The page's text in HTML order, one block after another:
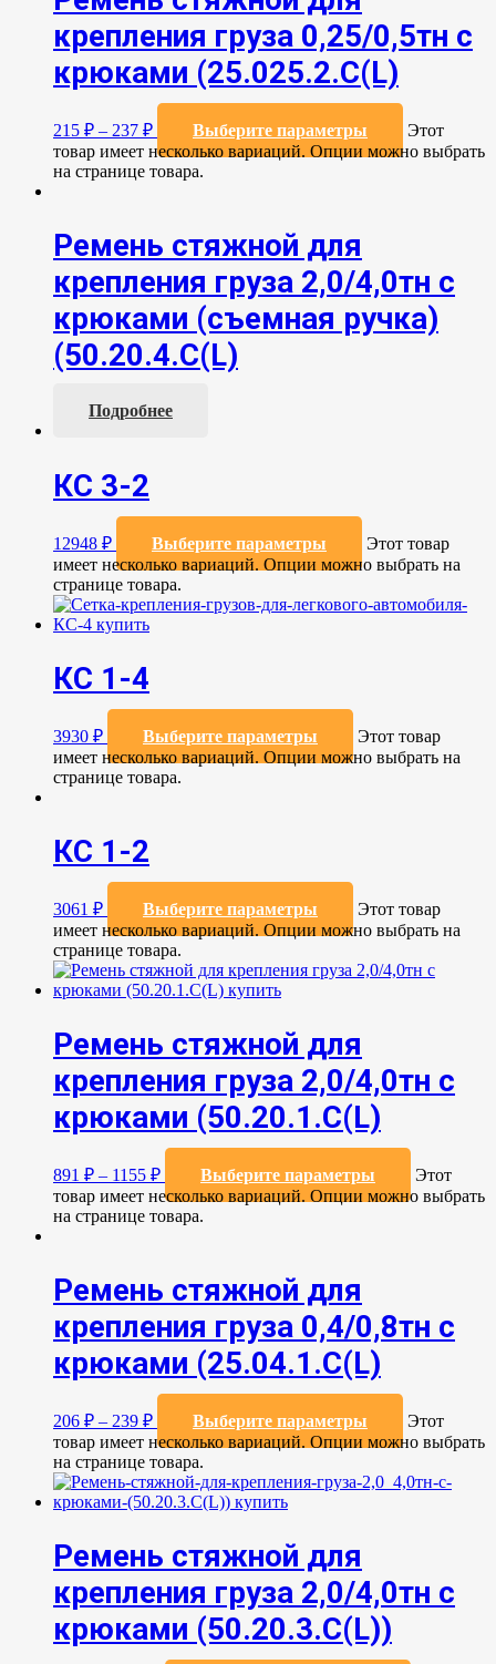
крепления груза 0,25/0,5тн с
крюками (25.025.2.С(L)
215 ₽ – 237 ₽ Выберите параметры
Этот
товар имеет несколько вариаций. Опции можно выбрать
на странице товара.
Ремень стяжной для
крепления груза 2,0/4,0тн с
крюками (съемная ручка)
(50.20.4.С(L)
Подробнее
КС 3-2
12948 ₽ Выберите параметры
Этот товар
имеет несколько вариаций. Опции можно выбрать на
странице товара.
КС 1-4
3930 ₽ Выберите параметры
Этот товар
имеет несколько вариаций. Опции можно выбрать на
странице товара.
КС 1-2
3061 ₽ Выберите параметры
Этот товар
имеет несколько вариаций. Опции можно выбрать на
странице товара.
Ремень стяжной для
крепления груза 2,0/4,0тн с
крюками (50.20.1.С(L)
891 ₽ – 1155 ₽ Выберите параметры
Этот
товар имеет несколько вариаций. Опции можно выбрать
на странице товара.
Ремень стяжной для
крепления груза 0,4/0,8тн с
крюками (25.04.1.С(L)
206 ₽ – 239 ₽ Выберите параметры
Этот
товар имеет несколько вариаций. Опции можно выбрать
на странице товара.
Ремень стяжной для
крепления груза 2,0/4,0тн с
крюками (50.20.3.C(L))